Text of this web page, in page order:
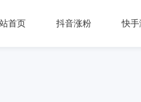
首页 抖音涨粉 快